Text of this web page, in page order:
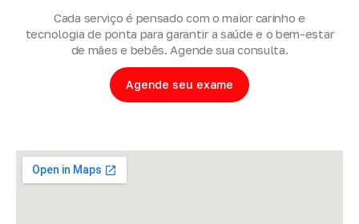
Cada serviço é pensado com o maior carinho e
tecnologia de ponta para garantir a saúde e o bem-estar
de mães e bebês. Agende sua consulta.
Agende seu exame